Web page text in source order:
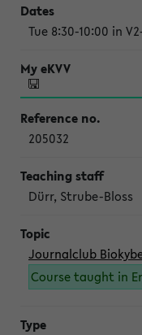
Tue 8:30-10:00 in
205032
Dürr, Strube-Bloss
Journalclub
Course taught in